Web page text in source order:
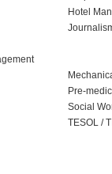
Hotel
Pre-
Social
TESOL /